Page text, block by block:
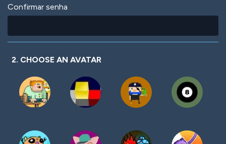
Confirmar senha
2. CHOOSE AN AVATAR